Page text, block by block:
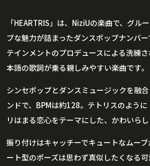
「HEARTRIS」は、NiziUの楽曲で、グル
ブな魅力が詰まったダンスポップナンバー
テインメントのプロデュースによる洗練
本語の歌詞が乗る親しみやすい楽曲です。
シンセポップとダンスミュージックを融
ンドで、BPMは約128。テトリスのよう
リはまる恋心をテーマにした、かわいらし
振り付けはキャッチーでキュートなムー
ート型のポーズは思わず真似したくなる